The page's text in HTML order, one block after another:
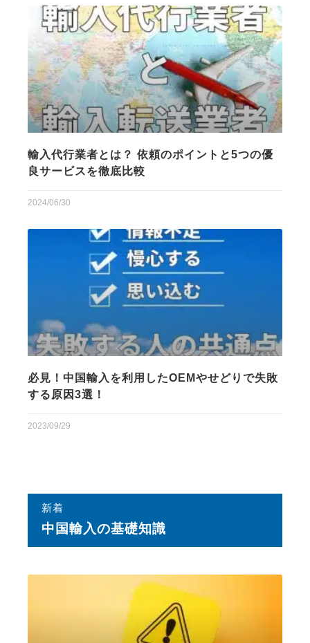
輸入代行業者とは？ 依頼のポイントと5つの優
良サービスを徹底比較
2024/06/30
必見！中国輸入を利用したOEMやせどりで失敗
する原因3選！
2023/09/29
新着
中国輸⼊の基礎知識